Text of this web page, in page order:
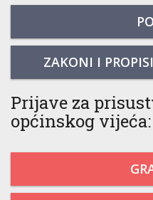
ZAKONI I
Prijave za
općinskog vijeća: